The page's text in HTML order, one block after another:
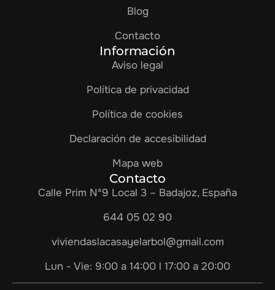
Blog
Contacto
Información
Aviso legal
Política de privacidad
Política de cookies
Declaración de accesibilidad
Mapa web
Contacto
Calle Prim Nº9 Local 3 – Badajoz, España
644 05 02 90
viviendaslacasayelarbol@gmail.com
Lun - Vie: 9:00 a 14:00 l 17:00 a 20:00